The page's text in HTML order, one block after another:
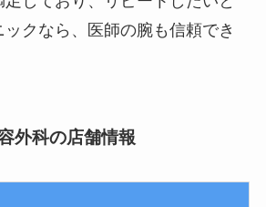
クなら、医師の腕も信頼でき
外科の店舗情報